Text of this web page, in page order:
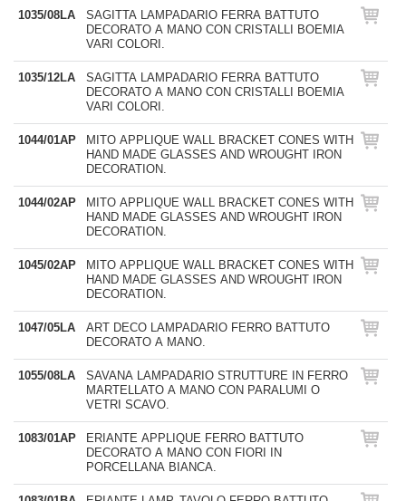
1035/08LA
SAGITTA LAMPADARIO FERRA BATTUTO
DECORATO A MANO CON CRISTALLI BOEMIA
VARI COLORI.
1035/12LA
SAGITTA LAMPADARIO FERRA BATTUTO
DECORATO A MANO CON CRISTALLI BOEMIA
VARI COLORI.
1044/01AP
MITO APPLIQUE WALL BRACKET CONES WITH
HAND MADE GLASSES AND WROUGHT IRON
DECORATION.
1044/02AP
MITO APPLIQUE WALL BRACKET CONES WITH
HAND MADE GLASSES AND WROUGHT IRON
DECORATION.
1045/02AP
MITO APPLIQUE WALL BRACKET CONES WITH
HAND MADE GLASSES AND WROUGHT IRON
DECORATION.
1047/05LA
ART DECO LAMPADARIO FERRO BATTUTO
DECORATO A MANO.
1055/08LA
SAVANA LAMPADARIO STRUTTURE IN FERRO
MARTELLATO A MANO CON PARALUMI O
VETRI SCAVO.
1083/01AP
ERIANTE APPLIQUE FERRO BATTUTO
DECORATO A MANO CON FIORI IN
PORCELLANA BIANCA.